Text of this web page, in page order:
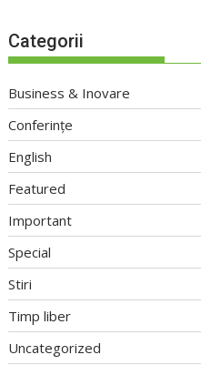
Categorii
Business & Inovare
Conferințe
English
Featured
Important
Special
Stiri
Timp liber
Uncategorized